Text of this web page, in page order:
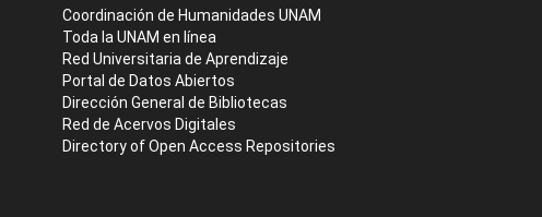
Coordinación de Humanidades UNAM
Toda la UNAM en línea
Red Universitaria de Aprendizaje
Portal de Datos Abiertos
Dirección General de Bibliotecas
Red de Acervos Digitales
Directory of Open Access Repositories